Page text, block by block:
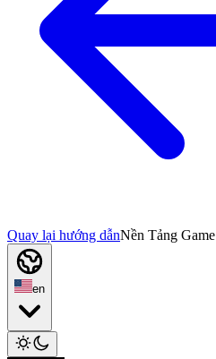
Quay lại hướng dẫnNền Tảng Game
en